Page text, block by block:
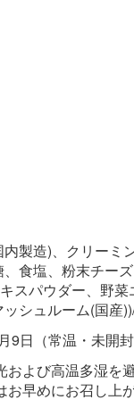
製造)、クリーミ
食塩、粉末チー
スパウダー、野
シュルーム(国産
9日（常温・未開封
および高温多湿を
お早めにお召し上